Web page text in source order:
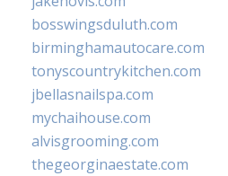
bosswingsduluth.com
birminghamautocare.com
tonyscountrykitchen.com
jbellasnailspa.com
mychaihouse.com
alvisgrooming.com
thegeorginaestate.com